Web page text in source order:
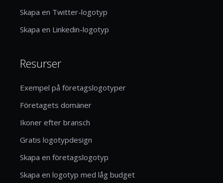
Skapa en Twitter-logotyp
Skapa en Linkedin-logotyp
Resurser
Exempel på företagslogotyper
Företagets domäner
Ikoner efter bransch
Gratis logotypdesign
Skapa en företagslogotyp
Skapa en logotyp med låg budget